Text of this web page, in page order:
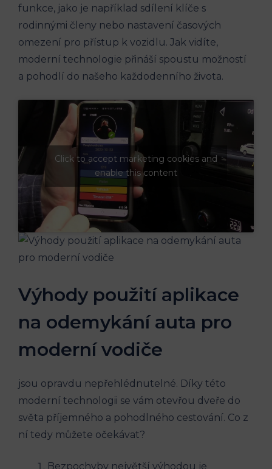
funkce, jako je například sdílení klíče s
rodinnými členy nebo nastavení časových
omezení pro přístup k vozidlu. Jak vidíte,
moderní technologie přináší spoustu možností
a pohodlí do našeho každodenního života.
Click to accept marketing cookies and
enable this content
Výhody použití aplikace
na odemykání auta pro
moderní vodiče
jsou opravdu nepřehlédnutelné. Díky této
moderní technologii se vám otevřou dveře do
světa příjemného a pohodlného cestování. Co z
ní tedy můžete očekávat?
Bezpochyby největší výhodou je